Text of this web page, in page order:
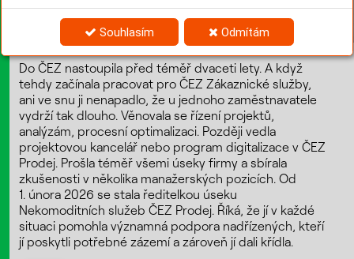
Souhlasím Odmítám
Do ČEZ nastoupila před téměř dvaceti lety. A když
tehdy začínala pracovat pro ČEZ Zákaznické služby,
ani ve snu ji nenapadlo, že u jednoho zaměstnavatele
vydrží tak dlouho. Věnovala se řízení projektů,
analýzám, procesní optimalizaci. Později vedla
projektovou kancelář nebo program digitalizace v ČEZ
Prodej. Prošla téměř všemi úseky firmy a sbírala
zkušenosti v několika manažerských pozicích. Od
1. února 2026 se stala ředitelkou úseku
Nekomoditních služeb ČEZ Prodej. Říká, že jí v každé
situaci pomohla významná podpora nadřízených, kteří
jí poskytli potřebné zázemí a zároveň jí dali křídla.